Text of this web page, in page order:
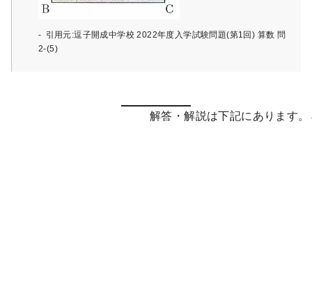
引用元:逗子開成中学校 2022年度入学試験問題(第1回) 算数 問
2-(5)